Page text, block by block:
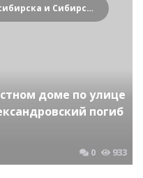
Криминальные новости Новосибирска и Сибирского региона
доме по улице
погиб
0 933